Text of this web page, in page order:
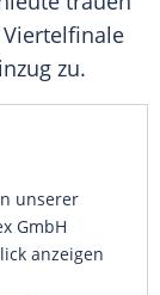
zu.
unserer
GmbH
anzeigen